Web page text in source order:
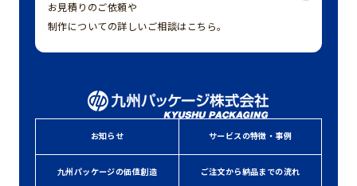
お見積りのご依頼や
制作についての詳しいご相談はこちら。
お知らせ サービスの特徴・事例
九州パッケージの価値創造 ご注文から納品までの流れ